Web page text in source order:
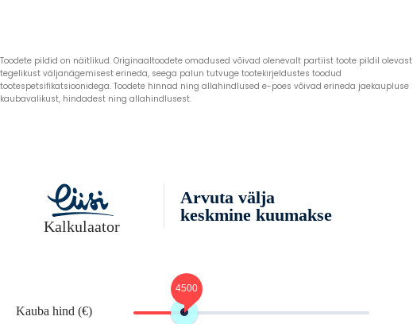
Toodete pildid on näitlikud. Originaaltoodete omadused võivad olenevalt partiist toote pildil olevast
tegelikust väljanägemisest erineda, seega palun tutvuge tootekirjeldustes toodud
tootespetsifikatsioonidega. Toodete hinnad ning allahindlused e-poes võivad erineda jaekaupluse
kaubavalikust, hindadest ning allahindlusest.